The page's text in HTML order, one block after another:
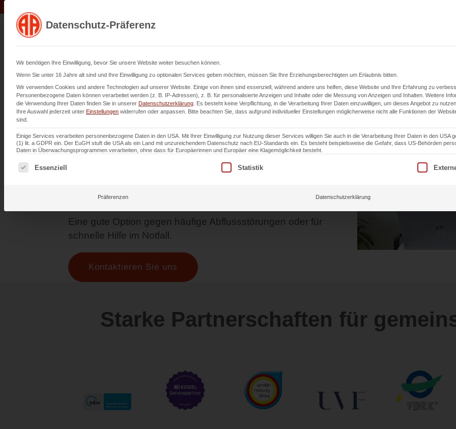
Blog
Maßgeschneiderte
Wartungsverträge in
Ludwigshafen
Eine gute Option gegen häufige Abflussstörungen oder für
schnelle Hilfe im Notfall.
Kontaktieren Sie uns
Starke Partnerschaften für
Datenschutz-Präferenz
Wir benötigen Ihre Einwilligung, bevor Sie unsere Website weiter besuchen können.
Wenn Sie unter 16 Jahre alt sind und Ihre Einwilligung zu optionalen Services geben möchten, müssen Sie Ihre Erziehungsberechtigten um Erlaubnis bitten.
Wir verwenden Cookies und andere Technologien auf unserer Website. Einige von ihnen sind essenziell, während andere uns helfen, diese Website und Ihre Erfahrung zu
Personenbezogene Daten können verarbeitet werden (z. B. IP-Adressen), z. B. für personalisierte Anzeigen und Inhalte oder die Messung von Anzeigen und Inhalten. Weitere
die Verwendung Ihrer Daten finden Sie in unserer Datenschutzerklärung Es besteht keine Verpflichtung, in die Verarbeitung Ihrer Daten einzuwilligen, um dieses Angebot zu
Ihre Auswahl jederzeit unter Einstellungen widerrufen oder anpassen. Bitte beachten Sie, dass aufgrund individueller Einstellungen möglicherweise nicht alle Funktionen der
sind.
Einige Services verarbeiten personenbezogene Daten in den USA. Mit Ihrer Einwilligung zur Nutzung dieser Services willigen Sie auch in die Verarbeitung Ihrer Daten in den USA
(1) lit. a GDPR ein. Der EuGH stuft die USA als ein Land mit unzureichendem Datenschutz nach EU-Standards ein. Es besteht beispielsweise die Gefahr, dass US-Behörden
Daten in Überwachungsprogrammen verarbeiten, ohne dass für Europäerinnen und Europäer eine Klagemöglichkeit besteht.
Es folgt eine Liste der Service-Gruppen, für die eine Einwilligung erteilt werden kann. Die erste Service-Gruppe ist
Essenziell Statistik
Präferenzen Datenschutzerklärung